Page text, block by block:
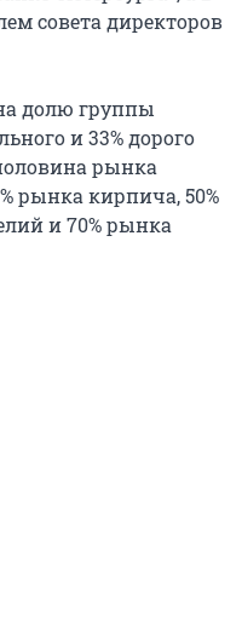
совета директоров
долю группы
и 33% дорого
рынка
рынка кирпича, 50%
и 70% рынка